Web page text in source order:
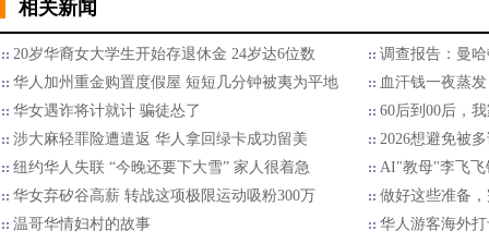
相关新闻
20岁华裔女大学生开始存退休金 24岁达6位数
调查报告：曼
华人加州重金购置度假屋 短短几分钟被夷为平地
血汗钱一夜蒸
华女遇诈将计就计 骗徒怂了
60后到00后，
涉大麻轻罪险遭遣返 华人拿回绿卡成功留美
2026想避免被
纽约华人失联 “今晚还要下大雪” 家人很着急
AI"教母"李飞飞
华女弃矽谷高薪 转战这项极限运动吸粉300万
做好这些准备
温哥华情妇村的故事
华人游客海外